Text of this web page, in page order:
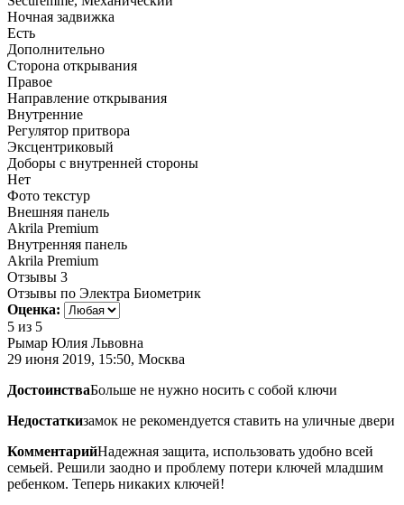
Ночная задвижка
Есть
Дополнительно
Сторона открывания
Правое
Направление открывания
Внутренние
Регулятор притвора
Эксцентриковый
Доборы с внутренней стороны
Нет
Фото текстур
Внешняя панель
Akrila Premium
Внутренняя панель
Akrila Premium
Отзывы 3
Отзывы по Электра Биометрик
Оценка:
5 из 5
Рымар Юлия Львовна
29 июня 2019, 15:50, Москва
ДостоинстваБольше не нужно носить с собой ключи
Недостаткизамок не рекомендуется ставить на уличные двери
КомментарийНадежная защита, использовать удобно всей
семьей. Решили заодно и проблему потери ключей младшим
ребенком. Теперь никаких ключей!